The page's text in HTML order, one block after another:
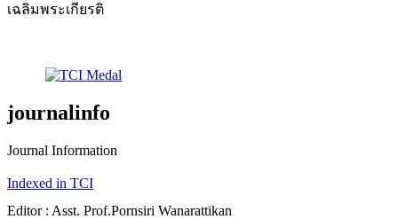
เฉลิมพระเกียรติ
journalinfo
Journal Information
Indexed in TCI
Editor : Asst. Prof.Pornsiri Wanarattikan